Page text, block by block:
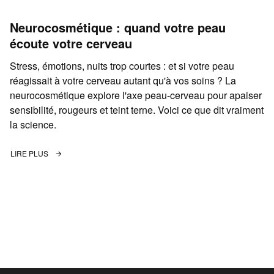
Neurocosmétique : quand votre peau
écoute votre cerveau
Stress, émotions, nuits trop courtes : et si votre peau
réagissait à votre cerveau autant qu'à vos soins ? La
neurocosmétique explore l'axe peau-cerveau pour apaiser
sensibilité, rougeurs et teint terne. Voici ce que dit vraiment
la science.
LIRE PLUS